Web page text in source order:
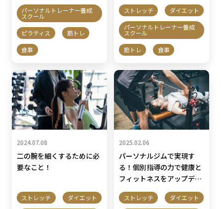
パーソナルトレーナー養成
スクール
ピラティス
筋トレ
食事
ストレッチ
ダイエット
パーソナルトレーナー養成
スクール
筋トレ
食事
2024.07.08
二の腕を細くするために必
要なこと！
ストレッチ
ダイエット
2025.02.06
パーソナルジムで実現す
る！個別指導の力で健康と
フィットネスをアップデー
ト
ストレッチ
ダイエット